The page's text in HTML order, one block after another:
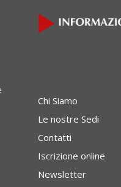
Chi Siamo
Le nostre Sedi
Contatti
Iscrizione online
Newsletter